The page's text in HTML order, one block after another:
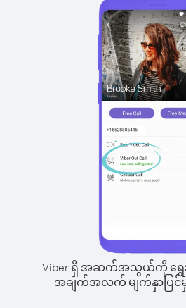
Viber ရှိ အဆက်အသွယ်ကို ရွေး
အချက်အလက် မျက်နှာပြင်မှန